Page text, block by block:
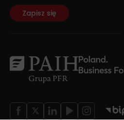
Zapisz się